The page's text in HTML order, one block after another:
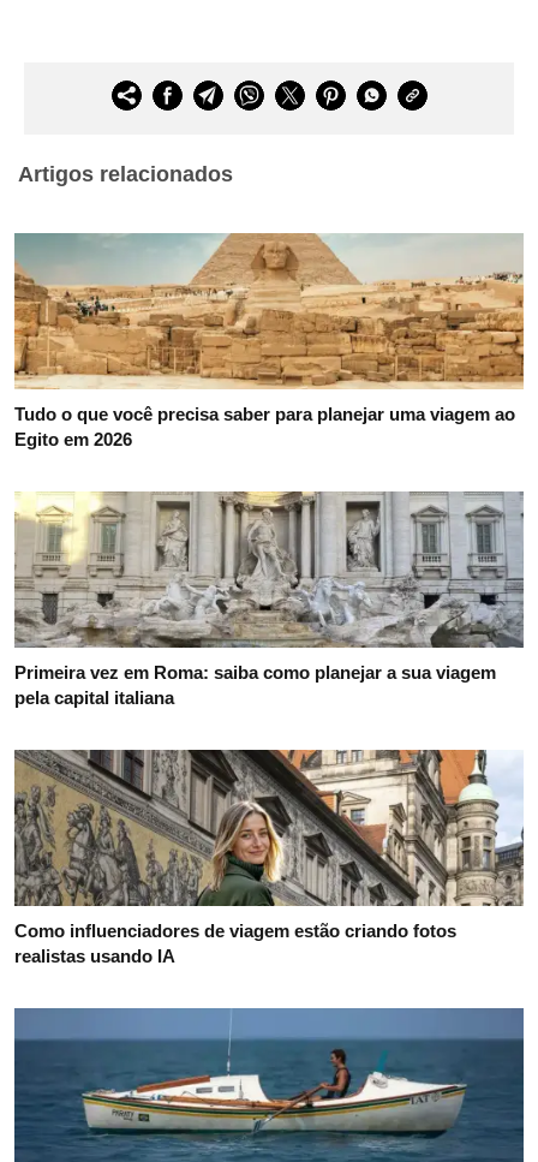
Artigos relacionados
Tudo o que você precisa saber para planejar uma viagem ao
Egito em 2026
Primeira vez em Roma: saiba como planejar a sua viagem
pela capital italiana
Como influenciadores de viagem estão criando fotos
realistas usando IA